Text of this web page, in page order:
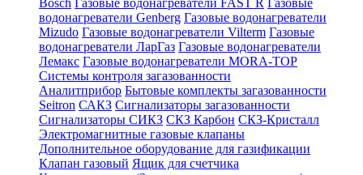
Bosch Газовые водонагреватели FAST R Газовые
водонагреватели Genberg Газовые водонагреватели
Mizudo Газовые водонагреватели Vilterm Газовые
водонагреватели ЛарГаз Газовые водонагреватели
Лемакс Газовые водонагреватели MORA-TOP
Системы контроля загазованности
Аналитприбор Бытовые комплекты загазованности
Seitron САКЗ Сигнализаторы загазованности
Сигнализаторы СИКЗ СКЗ Карбон СКЗ-Кристалл
Электромагнитные газовые клапаны
Дополнительное оборудование для газификации
Клапан газовый Ящик для счетчика